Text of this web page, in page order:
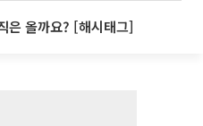
은 올까요? [해시태그]